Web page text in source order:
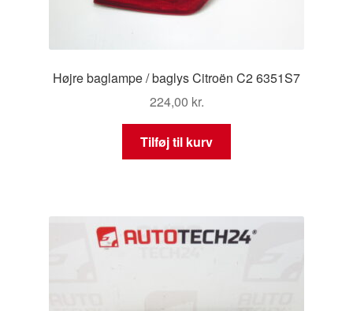
Højre baglampe / baglys Citroën C2 6351S7
224,00 kr.
Tilføj til kurv